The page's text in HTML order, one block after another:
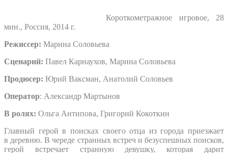
Короткометражное игровое, 28
мин., Россия, 2014 г.
Режиссер: Марина Соловьева
Сценарий: Павел Карнаухов, Марина Соловьева
Продюсер: Юрий Ваксман, Анатолий Соловьев
Оператор: Александр Мартынов
В ролях: Ольга Антипова, Григорий Кокоткин
Главный герой в поисках своего отца из города приезжает
в деревню. В череде странных встреч и безуспешных поисков,
герой встречает странную девушку, которая дарит